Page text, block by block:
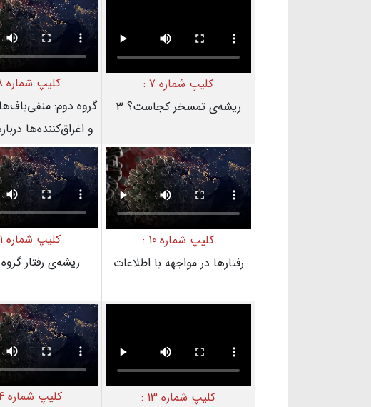
کلیپ شماره 7 :
ریشه‌ی تمسخر کجاست؟ ۳
کلیپ شماره 8 :
گروه دوم:
و اغراق‌کننده‌ها
کلیپ شماره 10 :
رفتارها در مواجهه با اطلاعات
کلیپ شماره 11 :
ریشه‌ی رفتار گروه
کلیپ شماره 13 :
کلیپ شماره 14 :